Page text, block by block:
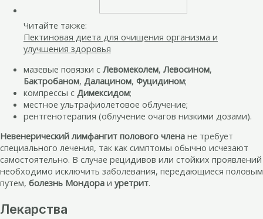
Читайте также:
Пектиновая диета для очищения организма и
улучшения здоровья
мазевые повязки с Левомеколем, Левосином,
Бактробаном, Далацином, Фуцидином;
компрессы с Димексидом;
местное ультрафиолетовое облучение;
рентгенотерапия (облучение очагов низкими дозами).
Невенерический лимфангит полового члена не требует
специального лечения, так как симптомы обычно исчезают
самостоятельно. В случае рецидивов или стойких проявлений
необходимо исключить заболевания, передающиеся половым
путем, болезнь Мондора и уретрит.
Лекарства